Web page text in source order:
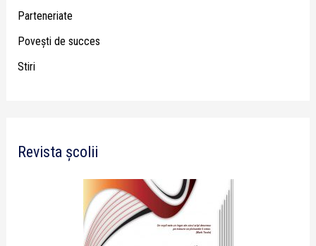
Parteneriate
Poveşti de succes
Stiri
Revista școlii